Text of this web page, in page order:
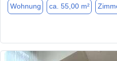
Wohnung ca. 55,00 m²